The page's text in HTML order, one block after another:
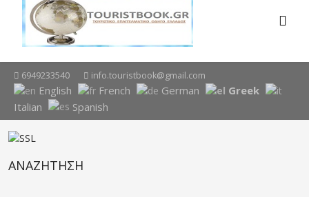
6949233540 info.touristbook@gmail.com
English French German
Greek
Italian
Spanish
ΑΝΑΖΗΤΗΣΗ